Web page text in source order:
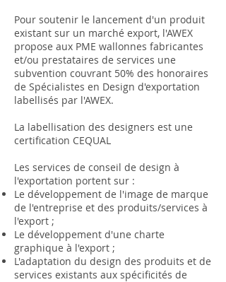
Pour soutenir le lancement d'un produit
existant sur un marché export, l'AWEX
propose aux PME wallonnes fabricantes
et/ou prestataires de services une
subvention couvrant 50% des honoraires
de Spécialistes en Design d'exportation
labellisés par l'AWEX.
La labellisation des designers est une
certification CEQUAL
Les services de conseil de design à
l'exportation portent sur :
Le développement de l'image de marque
de l'entreprise et des produits/services à
l'export ;
Le développement d'une charte
graphique à l'export ;
L'adaptation du design des produits et de
services existants aux spécificités de